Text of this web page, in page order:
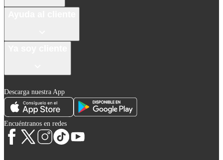
Descarga nuestra App
Encuéntranos en redes